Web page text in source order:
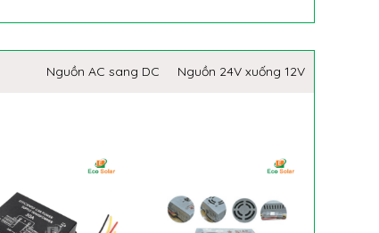
Nguồn AC sang DC Nguồn 24V xuống 12V